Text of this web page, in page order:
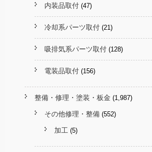
内装品取付 (47)
冷却系パーツ取付 (21)
吸排気系パーツ取付 (128)
電装品取付 (156)
整備・修理・塗装・板金 (1,987)
その他修理・整備 (552)
加工 (5)